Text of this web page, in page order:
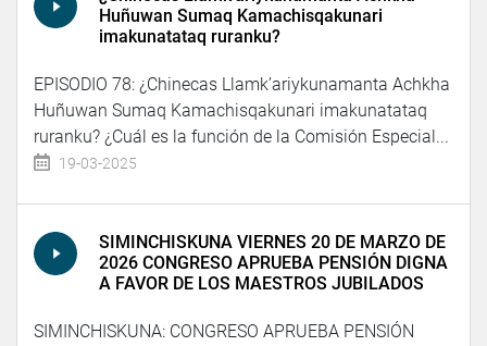
Huñuwan Sumaq Kamachisqakunari
imakunatataq ruranku?
EPISODIO 78: ¿Chinecas Llamk’ariykunamanta Achkha
Huñuwan Sumaq Kamachisqakunari imakunatataq
ruranku? ¿Cuál es la función de la Comisión Especial...
19-03-2025
SIMINCHISKUNA VIERNES 20 DE MARZO DE
2026 CONGRESO APRUEBA PENSIÓN DIGNA
A FAVOR DE LOS MAESTROS JUBILADOS
SIMINCHISKUNA: CONGRESO APRUEBA PENSIÓN